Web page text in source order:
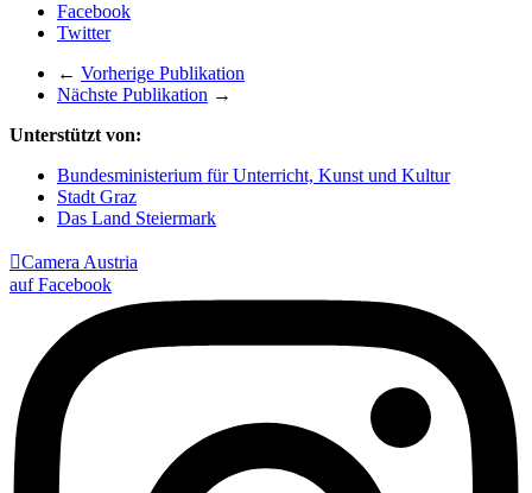
Facebook
Twitter
← Vorherige Publikation
Nächste Publikation →
Unterstützt von:
Bundesministerium für Unterricht, Kunst und Kultur
Stadt Graz
Das Land Steiermark
Camera Austria
auf Facebook